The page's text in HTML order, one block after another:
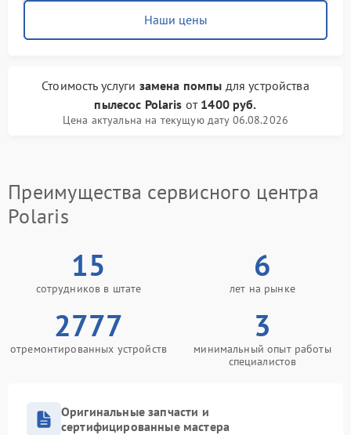
Наши цены
Стоимость услуги замена помпы для устройства
пылесос Polaris от 1400 руб.
Цена актуальна на текущую дату 06.08.2026
Преимущества сервисного центра
Polaris
15
сотрудников в штате
6
лет на рынке
2777
отремонтированных устройств
3
минимальный опыт работы
специалистов
Оригинальные запчасти и
сертифицированные мастера